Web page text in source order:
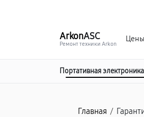
ArkonASC
Ремонт техники Arkon
Портативная электроника
Главная /